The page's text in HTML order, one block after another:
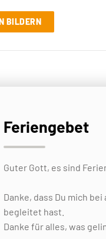
BILDERN
Feriengebet
Guter Gott, es sind
Danke, dass Du mich bei
begleitet hast.
Danke für alles, was